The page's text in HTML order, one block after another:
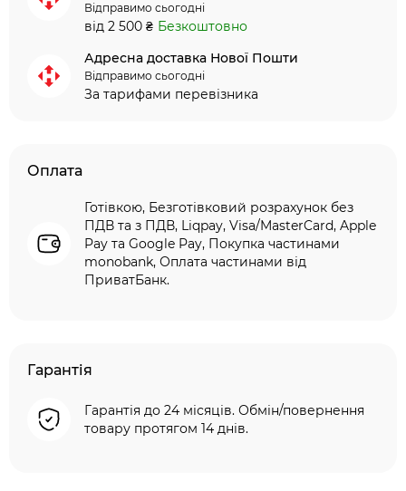
Відправимо сьогодні
від 2 500 ₴ Безкоштовно
Адресна доставка Нової Пошти
Відправимо сьогодні
За тарифами перевізника
Оплата
Готівкою, Безготівковий розрахунок без
ПДВ та з ПДВ, Liqpay, Visa/MasterCard, Apple
Pay та Google Pay, Покупка частинами
monobank, Оплата частинами від
ПриватБанк.
Гарантія
Гарантія до 24 місяців. Обмін/повернення
товару протягом 14 днів.